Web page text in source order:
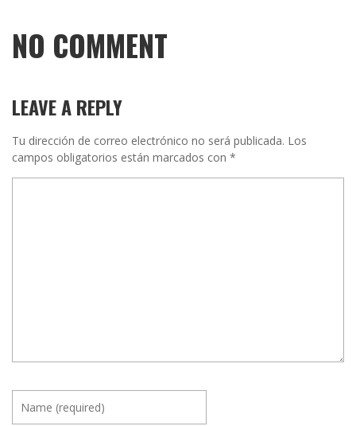
NO COMMENT
LEAVE A REPLY
Tu dirección de correo electrónico no será publicada. Los
campos obligatorios están marcados con *